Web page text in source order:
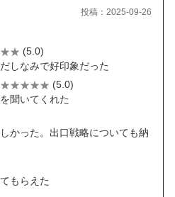
投稿：2025-09-26
(5.0)
しなみで好印象だった
(5.0)
聞いてくれた
かった。出口戦略についても納
もらえた